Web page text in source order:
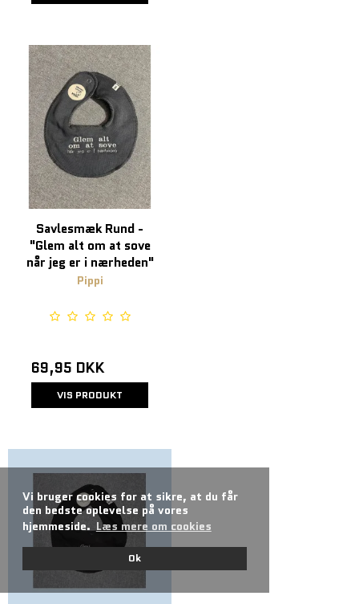
Vi bruger cookies for at sikre, at du får
den bedste oplevelse på vores
hjemmeside.Læs mere om cookies
Ok
Savlesmæk Rund -
"Glem alt om at sove
når jeg er i nærheden"
Pippi
69,95 DKK
VIS PRODUKT